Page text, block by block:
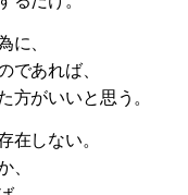
に、
であれば、
方がいいと思う。
在しない。
、